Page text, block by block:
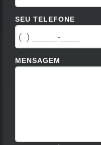
SEU TELEFONE
MENSAGEM